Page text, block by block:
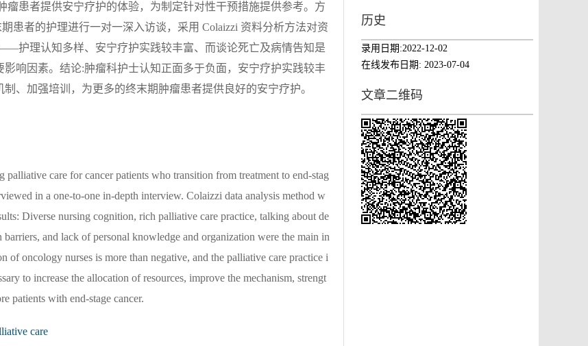
瘤患者提供安宁疗护的体验，为制定针对性干预措施提供参考。方
患者的护理进行一对一深入访谈，采用 Colaizzi 资料分析方法对资
护理认知多样、安宁疗护实践较丰富、而谈论死亡及病情告知是
响因素。结论:肿瘤科护士认知正面多于负面，安宁疗护实践较丰
、加强培训，为更多的终末期肿瘤患者提供良好的安宁疗护。
care for cancer patients who transition from treatment to end-stag
in a one-to-one in-depth interview. Colaizzi data analysis method w
Diverse nursing cognition, rich palliative care practice, talking about de
and lack of personal knowledge and organization were the main in
oncology nurses is more than negative, and the palliative care practice i
to increase the allocation of resources, improve the mechanism, strengt
patients with end-stage cancer.
care
历史
录用日期:2022-12-02
在线发布日期: 2023-07-04
文章二维码